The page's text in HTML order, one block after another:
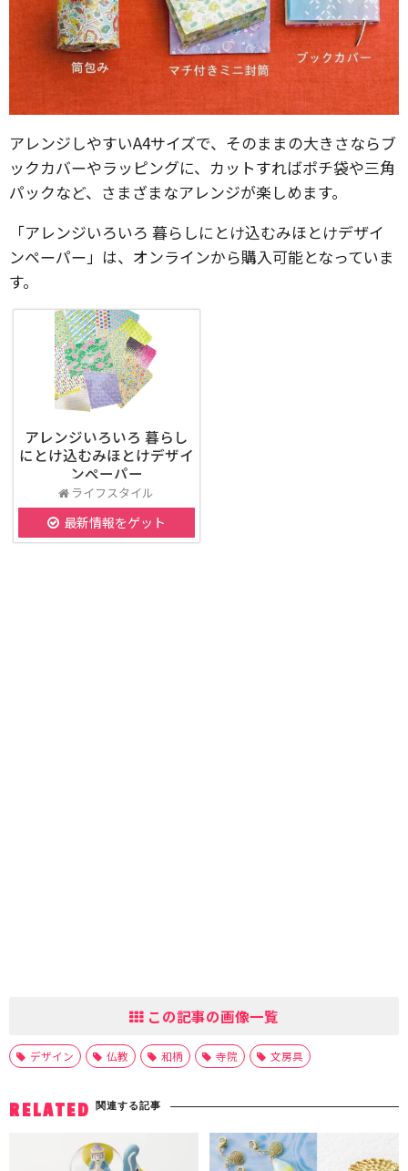
アレンジしやすいA4サイズで、そのままの大きさならブ
ックカバーやラッピングに、カットすればポチ袋や三角
パックなど、さまざまなアレンジが楽しめます。
「アレンジいろいろ 暮らしにとけ込むみほとけデザイ
ンペーパー」は、オンラインから購入可能となっていま
す。
アレンジいろいろ 暮らし
にとけ込むみほとけデザイ
ンペーパー
ライフスタイル
最新情報をゲット
この記事の画像一覧
デザイン 仏教 和柄 寺院 文房具
RELATED 関連する記事